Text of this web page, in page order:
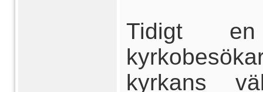
Tidigt en
kyrkans